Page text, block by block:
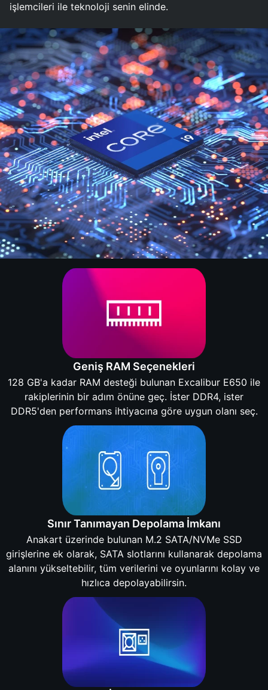
işlemcileri ile teknoloji senin elinde.
Geniş RAM Seçenekleri
128 GB'a kadar RAM desteği bulunan Excalibur E650 ile
rakiplerinin bir adım önüne geç. İster DDR4, ister
DDR5'den performans ihtiyacına göre uygun olanı seç.
Sınır Tanımayan Depolama İmkanı
Anakart üzerinde bulunan M.2 SATA/NVMe SSD
girişlerine ek olarak, SATA slotlarını kullanarak depolama
alanını yükseltebilir, tüm verilerini ve oyunlarını kolay ve
hızlıca depolayabilirsin.